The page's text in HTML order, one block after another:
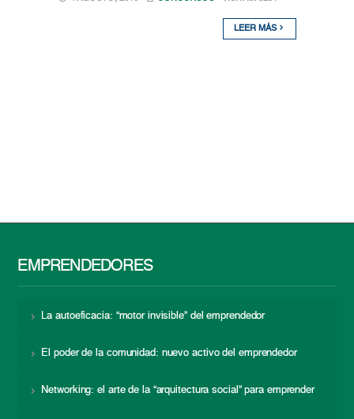
LEER MÁS
EMPRENDEDORES
La autoeficacia: “motor invisible” del emprendedor
El poder de la comunidad: nuevo activo del emprendedor
Networking: el arte de la “arquitectura social” para emprender